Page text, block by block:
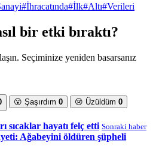
#İhracatında#İlk#Altı#Verileri
bir etki bıraktı?
Seçiminize yeniden basarsanız
😮 Şaşırdım 0 😢 Üzüldüm 0
sıcaklar hayatı felç etti Sonraki haber
Ağabeyini öldüren şüpheli